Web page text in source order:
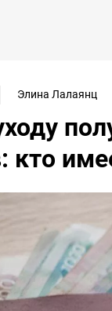
Элина Лалаянц
кто